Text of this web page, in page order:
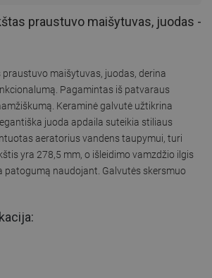
praustuvo maišytuvas, juodas -
praustuvo maišytuvas, juodas, derina
Pagamintas iš patvaraus
Keraminė galvutė užtikrina
juoda apdaila suteikia stiliaus
aeratorius vandens taupymui, turi
yra 278,5 mm, o išleidimo vamzdžio ilgis
patogumą naudojant. Galvutės skersmuo